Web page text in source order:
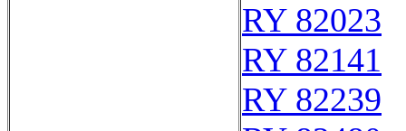
RY 82023
RY 82141
RY 82239